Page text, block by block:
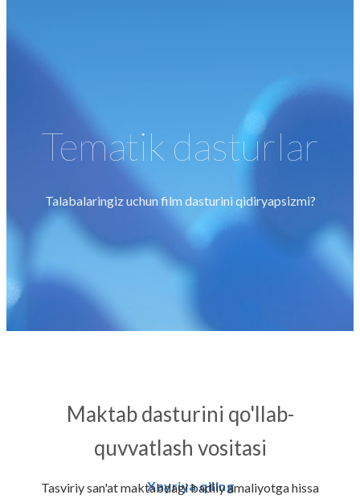
Xayriya qiling
Tematik dasturlar
Talabalaringiz uchun film dasturini qidiryapsizmi?
Maktab dasturini qo'llab-
quvvatlash vositasi
Tasviriy san'at maktabdagi badiiy amaliyotga hissa